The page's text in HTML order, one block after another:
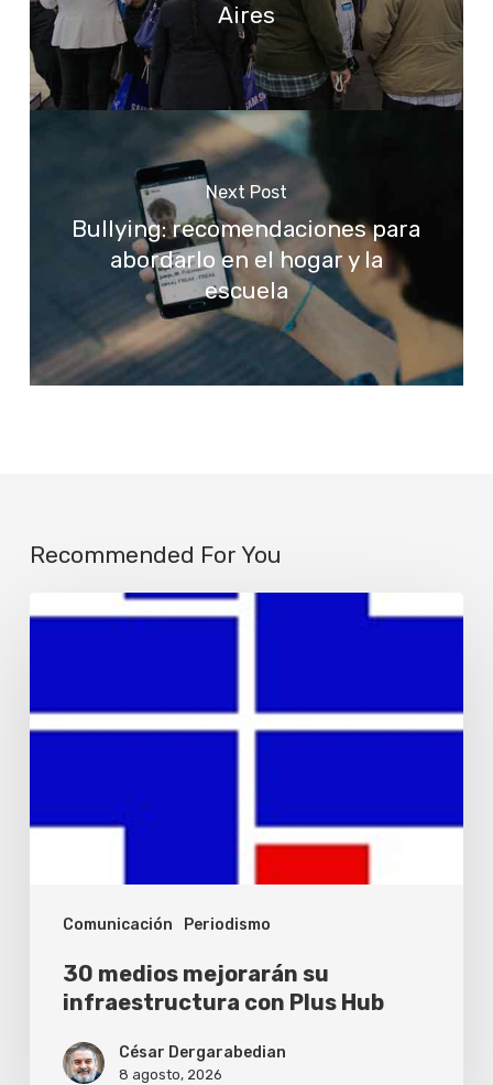
Aires
Next Post
Bullying: recomendaciones para
abordarlo en el hogar y la
escuela
Recommended For You
Comunicación Periodismo
su
Plus
30 medios mejorarán su
infraestructura con Plus Hub
César Dergarabedian
8 agosto, 2026